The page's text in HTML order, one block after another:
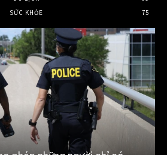
SỨC KHỎE
75